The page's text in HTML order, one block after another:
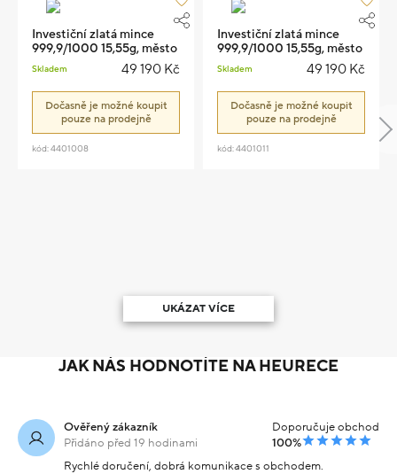
Investiční zlatá mince
999,9/1000 15,55g, město
Litoměřice 2022
Skladem 49 190 Kč
Dočasně je možné koupit
pouze na prodejně
kód: 4401008
Investiční zlatá mince
999,9/1000 15,55g, město
Skladem 49 190 Kč
Dočasně je možné koupit
pouze na prodejně
kód: 4401011
UKÁZAT VÍCE
JAK NÁS HODNOTÍTE NA HEURECE
Ověřený zákazník
Přidáno před 19 hodinami
Doporučuje obchod
100%
Rychlé doručení, dobrá komunikace s obchodem.